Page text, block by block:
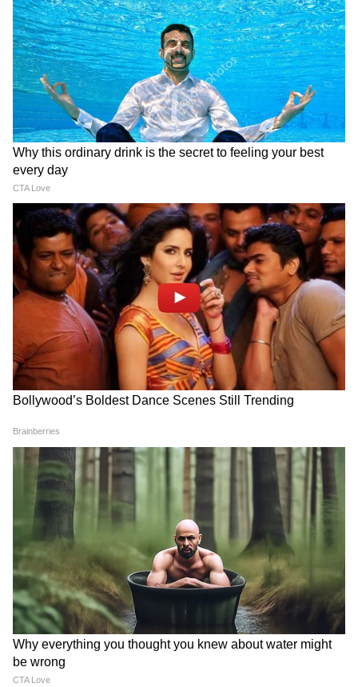
আজাদি স্লোগান তুললে একটাও মার বাইরে
পরবে না, Gen Zকে সতর্ক শমীকের
Chinsurah | বিধায়কের এক ধমকেই কেমন
'মিনমিন' করছে ঠিকাদার, মুহূর্তে বদলে গেল
ছবি!